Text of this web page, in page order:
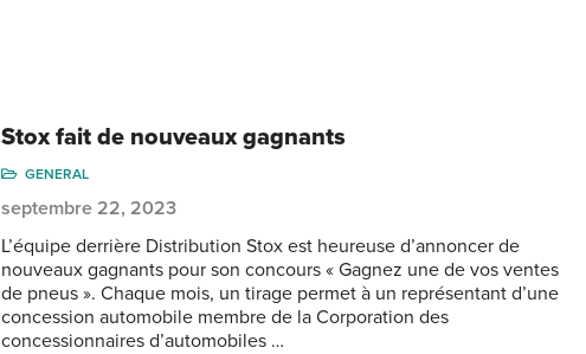
Stox fait de nouveaux gagnants
GENERAL
septembre 22, 2023
L’équipe derrière Distribution Stox est heureuse d’annoncer de
nouveaux gagnants pour son concours « Gagnez une de vos ventes
de pneus ». Chaque mois, un tirage permet à un représentant d’une
concession automobile membre de la Corporation des
concessionnaires d’automobiles …